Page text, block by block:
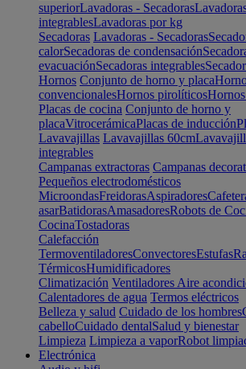
superiorLavadoras - Secadoras
integrablesLavadoras por kg
Secadoras Lavadoras - Secadoras
calorSecadoras de condensación
evacuaciónSecadoras integrables
Hornos Conjunto de horno y placa
convencionalesHornos pirolíticos
Placas de cocina Conjunto de horno y
placaVitrocerámicaPlacas de inducción
Lavavajillas Lavavajillas 60cm
integrables
Campanas extractoras Campanas
Pequeños electrodomésticos
MicroondasFreidorasAspiradores
asarBatidorasAmasadoresRobots de
CocinaTostadoras
Calefacción
TermoventiladoresConvectoresEstufas
TérmicosHumidificadores
Climatización Ventiladores Aire
Calentadores de agua Termos eléctricos
Belleza y salud Cuidado de los hombres
cabelloCuidado dentalSalud y bienestar
Limpieza Limpieza a vaporRobot
Electrónica